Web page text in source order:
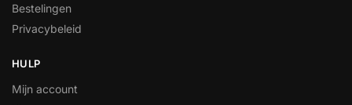
Bestelingen
Privacybeleid
HULP
Mijn account